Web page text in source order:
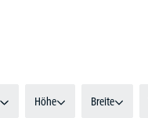
Höhe Breite